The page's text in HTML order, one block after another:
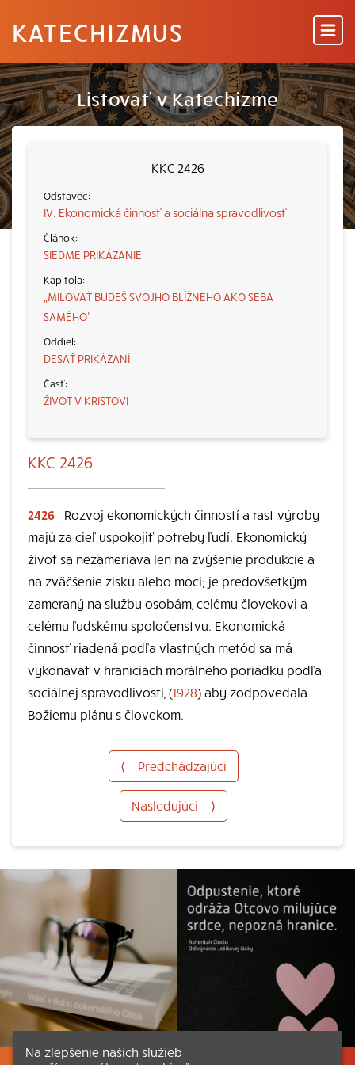
KATECHIZMUS
Listovať v Katechizme
KKC 2426
IV. Ekonomická činnosť a sociálna spravodlivosť
SIEDME PRIKÁZANIE
„MILOVAŤ BUDEŠ SVOJHO BLÍŽNEHO AKO SEBA
SAMÉHO“
DESAŤ PRIKÁZANÍ
ŽIVOT V KRISTOVI
KKC 2426
2426
Rozvoj ekonomických činností a rast výroby
majú za cieľ uspokojiť potreby ľudí. Ekonomický
život sa nezameriava len na zvýšenie produkcie a
na zväčšenie zisku alebo moci; je predovšetkým
zameraný na službu osobám, celému človekovi a
celému ľudskému spoločenstvu. Ekonomická
činnosť riadená podľa vlastných metód sa má
vykonávať v hraniciach morálneho poriadku podľa
sociálnej spravodlivosti, (1928) aby zodpovedala
Božiemu plánu s človekom.
⟨ Predchádzajúci
Nasledujúci ⟩
Na zlepšenie našich služieb